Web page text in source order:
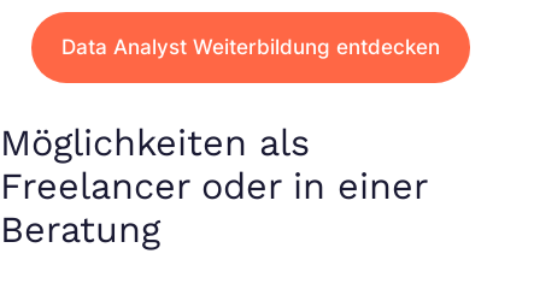
Data Analyst Weiterbildung entdecken
Möglichkeiten als
Freelancer oder in einer
Beratung